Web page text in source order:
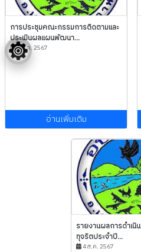
การประชุมคณะกรรมการติดตามและ
ประเมินผลแผนพัฒนา...
4 ส.ค. 2567
อ่านเพิ่มเติม
รายงานผลการดำเ
ทุจริตประจำปี...
4 ส.ค. 2567